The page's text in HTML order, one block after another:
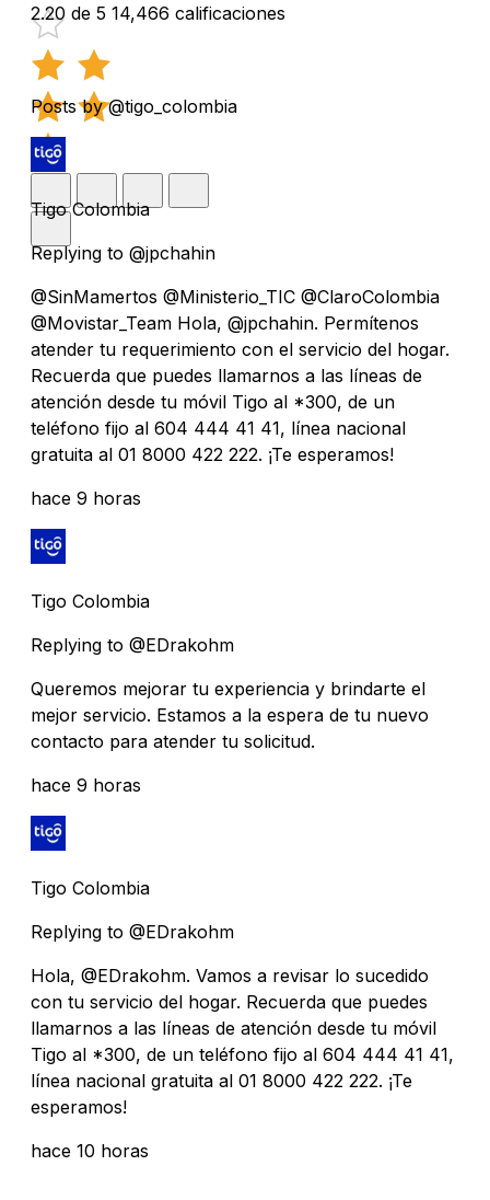
2.20 de 5 14,466 calificaciones
Posts by @tigo_colombia
Tigo Colombia
Replying to @jpchahin
@SinMamertos @Ministerio_TIC @ClaroColombia
@Movistar_Team Hola, @jpchahin. Permítenos
atender tu requerimiento con el servicio del hogar.
Recuerda que puedes llamarnos a las líneas de
atención desde tu móvil Tigo al *300, de un
teléfono fijo al 604 444 41 41, línea nacional
gratuita al 01 8000 422 222. ¡Te esperamos!
hace 9 horas
Tigo Colombia
Replying to @EDrakohm
Queremos mejorar tu experiencia y brindarte el
mejor servicio. Estamos a la espera de tu nuevo
contacto para atender tu solicitud.
hace 9 horas
Tigo Colombia
Replying to @EDrakohm
Hola, @EDrakohm. Vamos a revisar lo sucedido
con tu servicio del hogar. Recuerda que puedes
llamarnos a las líneas de atención desde tu móvil
Tigo al *300, de un teléfono fijo al 604 444 41 41,
línea nacional gratuita al 01 8000 422 222. ¡Te
esperamos!
hace 10 horas